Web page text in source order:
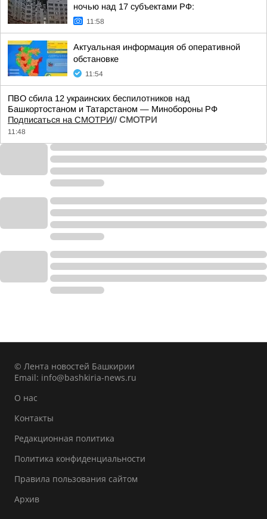
ночью над 17 субъектами РФ:
11:58
Актуальная информация об оперативной
обстановке
11:54
ПВО сбила 12 украинских беспилотников над
Башкортостаном и Татарстаном — Минобороны РФ
Подписаться на СМОТРИ// СМОТРИ
11:48
© Лента новостей Башкирии
Email: info@bashkiria-news.ru
О нас
Контакты
Редакционная политика
Политика конфиденциальности
Правила пользования сайтом
Архив